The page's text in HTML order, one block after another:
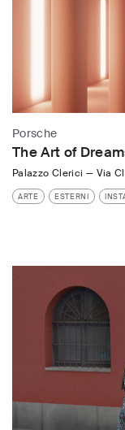
Porsche
The Art of
Palazzo Clerici — Via
ARTE ESTERNI